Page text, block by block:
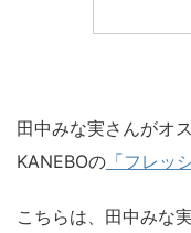
田中みな実さんがオ
KANEBOの 「フレッ
こちらは、田中みな